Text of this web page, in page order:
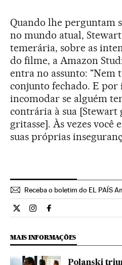
Quando lhe perguntam
no mundo atual,
temerária, sobre as
do filme, a Amazon
entra no assunto: "Nem
conjunto fechado. E por
incomodar se alguém
contrária à sua [Stewart
gritasse]. Às vezes você
suas próprias
Receba o boletim do EL PAÍS
Cultura El País Brasil en Twitter
Cultura El País Brasil en
Cultura El País Brasil
MAIS INFORMAÇÕES
Polanski